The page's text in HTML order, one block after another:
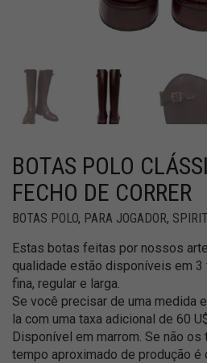
BOTAS POLO
FECHO DE CORRER
BOTAS POLO, PARA JOGADOR,
Estas botas feitas por nossos
qualidade estão disponíveis em 3
fina, regular e larga.
Se você precisar de uma medida
la com uma taxa adicional de 60
Disponível em marrom. Se não
tempo aproximado de produção é